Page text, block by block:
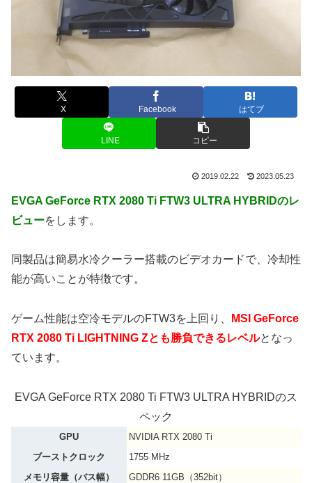
X Facebook はてブ
LINE コピー
2019.02.22 2023.05.23
EVGA GeForce RTX 2080 Ti FTW3 ULTRA HYBRIDのレ
ビューをします。
同製品は簡易水冷クーラー搭載のビデオカードで、冷却性
能が高いことが特徴です。
ゲーム性能は空冷モデルのFTW3を上回り、
MSI GeForce
RTX 2080 Ti LIGHTNING Zとも勝負できるレベルとなっ
ています。
EVGA GeForce RTX 2080 Ti FTW3 ULTRA HYBRIDのス
ペック
GPU
NVIDIA RTX 2080 Ti
ブーストクロック
1755 MHz
メモリ容量（バス幅）
GDDR6 11GB（352bit）